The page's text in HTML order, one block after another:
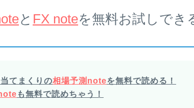
と FX noteを無料お試しでき
てまくりの相場予測noteを無料で読める！
も無料で読めちゃう！